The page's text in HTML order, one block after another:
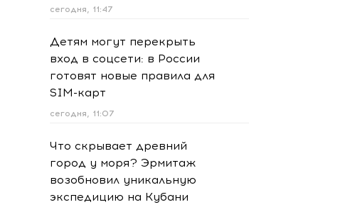
сегодня, 11:47
Детям могут перекрыть
вход в соцсети: в России
готовят новые правила для
SIM-карт
сегодня, 11:07
Что скрывает древний
город у моря? Эрмитаж
возобновил уникальную
экспедицию на Кубани